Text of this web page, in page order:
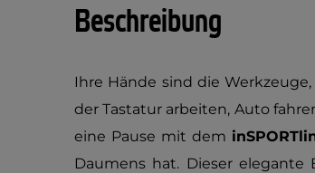
Beschreibung
Ihre Hände sind die
der Tastatur arbeiten, Auto
eine Pause mit dem
Daumens hat. Dieser